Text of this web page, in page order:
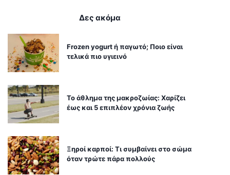
Δες ακόμα
Frozen yogurt ή παγωτό; Ποιο είναι
τελικά πιο υγιεινό
Το άθλημα της μακροζωίας: Χαρίζει
έως και 5 επιπλέον χρόνια ζωής
Ξηροί καρποί: Τι συμβαίνει στο σώμα
όταν τρώτε πάρα πολλούς